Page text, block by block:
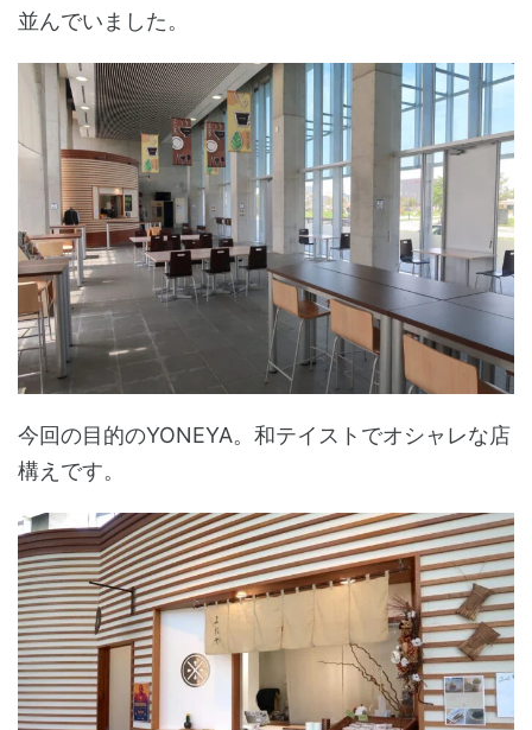
並んでいました。
今回の目的のYONEYA。和テイストでオシャレな店
構えです。